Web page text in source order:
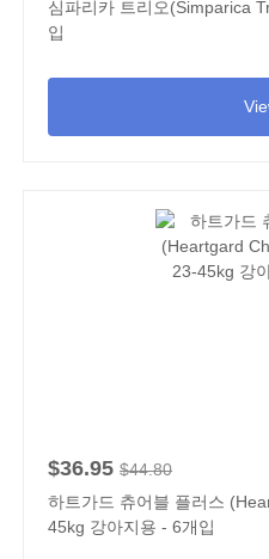
심파리카 트리오(Simparica
입
$36.95 $44.80
하트가드 츄어블 플러스
45kg 강아지용 - 6개입